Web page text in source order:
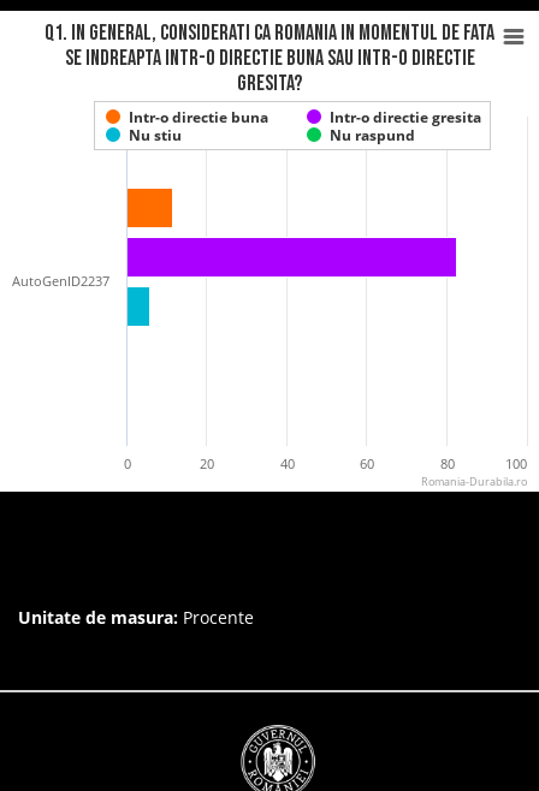
Q1. In general, considerati ca Romania in momentul de fata
se indreapta intr-o directie buna sau intr-o directie
gresita?
Intr-o directie buna
Intr-o directie gresita
Nu stiu
Nu raspund
AutoGenID2237
0 20 40 60 80 100
Romania-Durabila.ro
Unitate de masura: Procente